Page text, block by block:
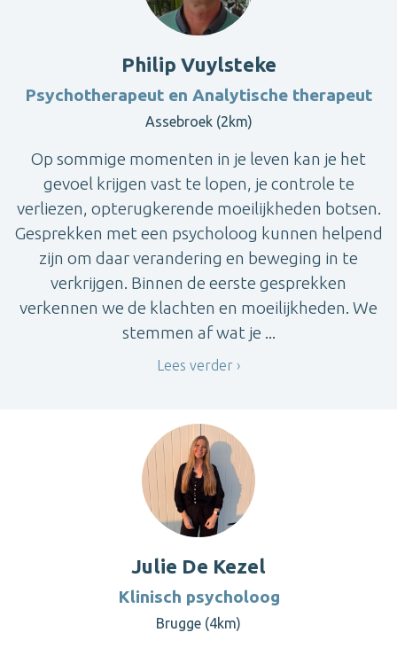
Philip Vuylsteke
Psychotherapeut en Analytische therapeut
Assebroek (2km)
Op sommige momenten in je leven kan je het
gevoel krijgen vast te lopen, je controle te
verliezen, opterugkerende moeilijkheden botsen.
Gesprekken met een psycholoog kunnen helpend
zijn om daar verandering en beweging in te
verkrijgen. Binnen de eerste gesprekken
verkennen we de klachten en moeilijkheden. We
stemmen af wat je ...
Lees verder
Julie De Kezel
Klinisch psycholoog
Brugge (4km)